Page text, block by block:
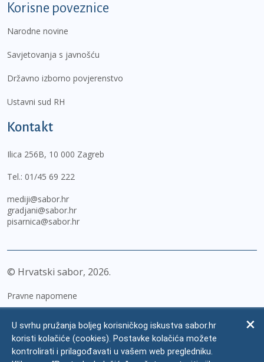
Korisne poveznice
Narodne novine
Savjetovanja s javnošću
Državno izborno povjerenstvo
Ustavni sud RH
Kontakt
Ilica 256B, 10 000 Zagreb
Tel.: 01/45 69 222
mediji@sabor.hr
gradjani@sabor.hr
pisarnica@sabor.hr
© Hrvatski sabor, 2026
Pravne napomene
Zaštita osobnih podataka
Impressum
U svrhu pružanja boljeg korisničkog iskustva sabor.hr
koristi kolačiće (cookies). Postavke kolačića možete
kontrolirati i prilagođavati u vašem web pregledniku.